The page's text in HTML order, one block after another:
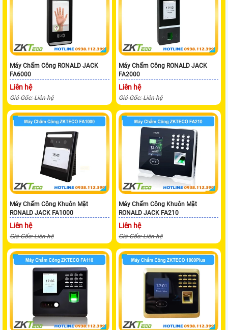
Máy Chấm Công RONALD JACK
FA6000
Liên hệ
Giá Gốc: Liên hệ
Máy Chấm Công RONALD JACK
FA2000
Liên hệ
Giá Gốc: Liên hệ
Máy Chấm Công Khuôn Mặt
RONALD JACK FA1000
Liên hệ
Giá Gốc: Liên hệ
Máy Chấm Công Khuôn Mặt
RONALD JACK FA210
Liên hệ
Giá Gốc: Liên hệ